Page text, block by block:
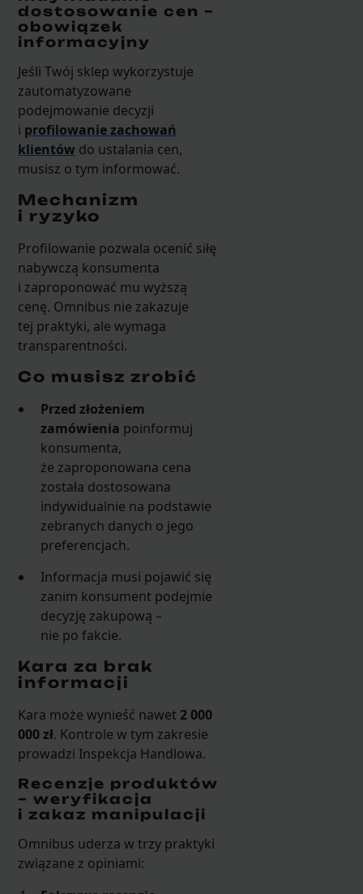
dostosowanie cen –
obowiązek
informacyjny
Jeśli Twój sklep wykorzystuje
zautomatyzowane
podejmowanie decyzji
i profilowanie zachowań
klientów do ustalania cen,
musisz o tym informować.
Mechanizm
i ryzyko
Profilowanie pozwala ocenić siłę
nabywczą konsumenta
i zaproponować mu wyższą
cenę. Omnibus nie zakazuje
tej praktyki, ale wymaga
transparentności.
Co musisz zrobić
Przed złożeniem
zamówienia poinformuj
konsumenta,
że zaproponowana cena
została dostosowana
indywidualnie na podstawie
zebranych danych o jego
preferencjach.
Informacja musi pojawić się
zanim konsument podejmie
decyzję zakupową –
nie po fakcie.
Kara za brak
informacji
Kara może wynieść nawet 2 000
000 zł. Kontrole w tym zakresie
prowadzi Inspekcja Handlowa.
Recenzje produktów
– weryfikacja
i zakaz manipulacji
Omnibus uderza w trzy praktyki
związane z opiniami: